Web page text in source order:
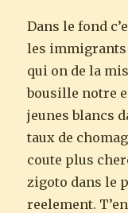
Dans le fond
les immigrants
qui on de la
bousille notre
jeunes blancs
taux de
coute plus
zigoto dans le
reelement.